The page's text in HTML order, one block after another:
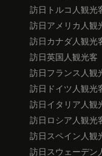
訪日トルコ人観光
訪日アメリカ人観
訪日カナダ人観光
訪日英国人観光客
訪日フランス人観
訪日ドイツ人観光
訪日イタリア人観
訪日ロシア人観光
訪日スペイン人観
訪日スウェーデン